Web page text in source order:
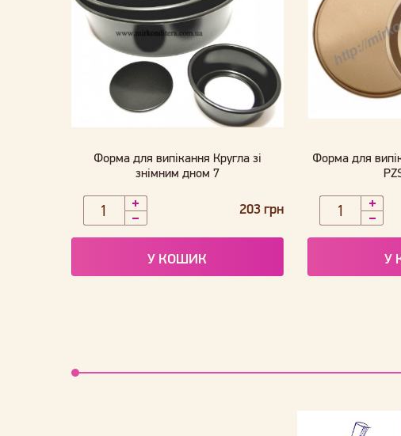
Форма для випікання Кругла зі
знімним дном 7
203 грн
У КОШИК
Форма для
У